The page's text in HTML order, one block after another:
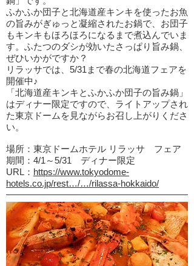
ふかふか団子と北海道産キンキを使ったお魚
の旨みがぎゅっと凝縮されたお鍋で、お団子
もキンキもほろほろになるまで煮込んでいま
す。ふたつのダシが効いたさっぱり旨み鍋、
ぜひいかがですか？
リラッサでは、5/31まで春の北海道フェアを
開催中♪
「北海道産キンキとふかふか団子の旨み鍋」
はディナー限定ですので、ライトアップされ
た東京ドームを見ながらお召し上がりくださ
い。
場所：東京ドームホテル リラッサ フェア
期間：4/1～5/31 ディナー限定
URL： https://www.tokyodome-
hotels.co.jp/rest…/…/rilassa-hokkaido/